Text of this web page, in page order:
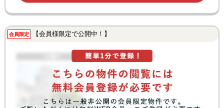
会員限定 【会員様限定で公開中！】